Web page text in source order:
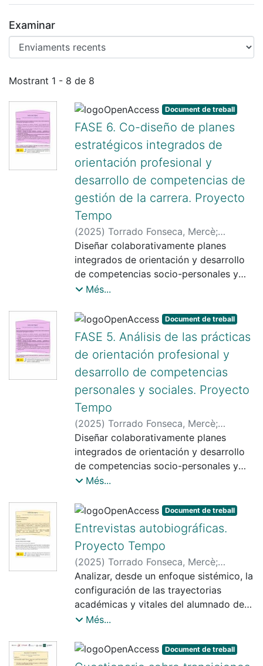
Examinar
Enviaments recents
Mostrant 1 - 8 de 8
Document de treball
FASE 6. Co-diseño de planes
estratégicos integrados de
orientación profesional y
desarrollo de competencias de
gestión de la carrera. Proyecto
Tempo
(2025) Torrado Fonseca, Mercè;
Romero Rodríguez, Soledad
Diseñar colaborativamente planes
integrados de orientación y desarrollo
de competencias socio-personales y
para la gestión de la carrera.
Més...
Document de treball
FASE 5. Análisis de las prácticas
de orientación profesional y
desarrollo de competencias
personales y sociales. Proyecto
Tempo
(2025) Torrado Fonseca, Mercè;
Romero Rodríguez, Soledad
Diseñar colaborativamente planes
integrados de orientación y desarrollo
de competencias socio-personales y
para la gestión de la carrera.
Més...
Document de treball
Entrevistas autobiográficas.
Proyecto Tempo
(2025) Torrado Fonseca, Mercè;
Romero Rodríguez, Soledad;Llanes
Ordóñez, Juan;Pérez Muñoz, Elisenda
Vidal Martí, Cristina; Mateos Blanco,
Tania;Moreno Morilla, Celia
O;Martín Pérez, Arcadia;Miranda
Santana, Cristina
Berbegal Vázquez,
Analizar, desde un enfoque sistémico, la
configuración de las trayectorias
académicas y vitales del alumnado de
FP Més...
Document de treball